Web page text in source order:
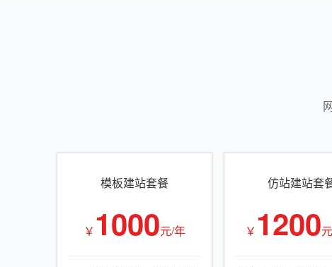
模板建站套餐
￥ 1000元/年
仿站建站套
￥ 1200